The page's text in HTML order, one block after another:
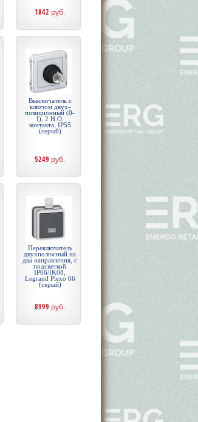
1842 руб.
Выключатель с
ключом двух-
позиционный (0-
I), 2 Н.О.
контакта, IP55
(серый)
5249 руб.
Переключатель
двухполюсный на
два направления, с
подсветкой
IP66/IK08,
Legrand Plexo 66
(серый)
8999 руб.